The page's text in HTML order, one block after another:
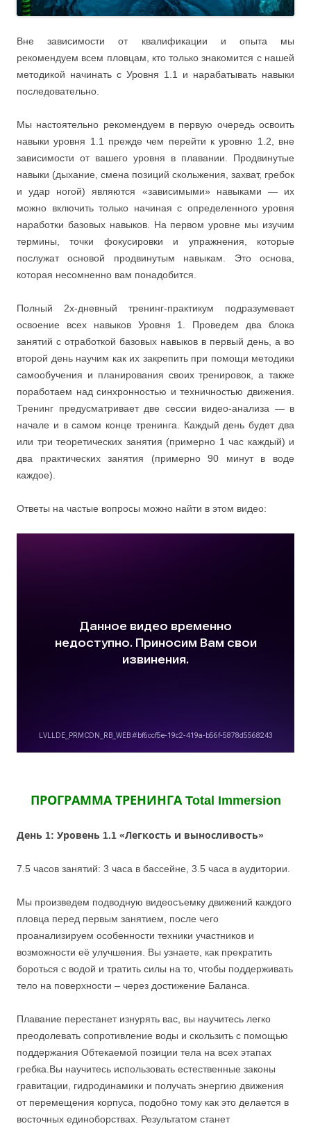
Вне зависимости от квалификации и опыта мы
рекомендуем всем пловцам, кто только знакомится с нашей
методикой начинать с Уровня 1.1 и нарабатывать навыки
последовательно.
Мы настоятельно рекомендуем в первую очередь освоить
навыки уровня 1.1 прежде чем перейти к уровню 1.2, вне
зависимости от вашего уровня в плавании. Продвинутые
навыки (дыхание, смена позиций скольжения, захват, гребок
и удар ногой) являются «зависимыми» навыками — их
можно включить только начиная с определенного уровня
наработки базовых навыков. На первом уровне мы изучим
термины, точки фокусировки и упражнения, которые
послужат основой продвинутым навыкам. Это основа,
которая несомненно вам понадобится.
Полный 2х-дневный тренинг-практикум подразумевает
освоение всех навыков Уровня 1. Проведем два блока
занятий с отработкой базовых навыков в первый день, а во
второй день научим как их закрепить при помощи методики
самообучения и планирования своих тренировок, а также
поработаем над синхронностью и техничностью движения.
Тренинг предусматривает две сессии видео-анализа — в
начале и в самом конце тренинга. Каждый день будет два
или три теоретических занятия (примерно 1 час каждый) и
два практических занятия (примерно 90 минут в воде
каждое).
Ответы на частые вопросы можно найти в этом видео:
ПРОГРАММА ТРЕНИНГА Total Immersion
День 1: Уровень 1.1 «Легкость и выносливость»
7.5 часов занятий: 3 часа в бассейне, 3.5 часа в аудитории.
Мы произведем подводную видеосъемку движений каждого
пловца перед первым занятием, после чего
проанализируем особенности техники участников и
возможности её улучшения. Вы узнаете, как прекратить
бороться с водой и тратить силы на то, чтобы поддерживать
тело на поверхности – через достижение Баланса.
Плавание перестанет изнурять вас, вы научитесь легко
преодолевать сопротивление воды и скользить с помощью
поддержания Обтекаемой позиции тела на всех этапах
гребка.Вы научитесь использовать естественные законы
гравитации, гидродинамики и получать энергию движения
от перемещения корпуса, подобно тому как это делается в
восточных единоборствах. Результатом станет